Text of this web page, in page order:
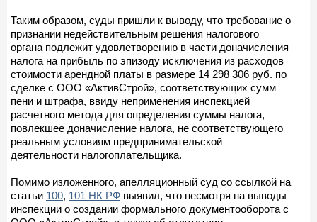
Таким образом, суды пришли к выводу, что требование о
признании недействительным решения налогового
органа подлежит удовлетворению в части доначисления
налога на прибыль по эпизоду исключения из расходов
стоимости арендной платы в размере 14 298 306 руб. по
сделке с ООО «АктивСтрой», соответствующих сумм
пени и штрафа, ввиду неприменения инспекцией
расчетного метода для определения суммы налога,
повлекшее доначисление налога, не соответствующего
реальным условиям предпринимательской
деятельности налогоплательщика.
Помимо изложенного, апелляционный суд со ссылкой на
статьи 100, 101 НК РФ выявил, что несмотря на выводы
инспекции о создании формального документооборота с